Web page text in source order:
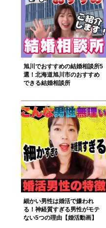
旭川でおすすめの結婚相談所5
選！北海道旭川市のおすすめ
できる結婚相談所
細かい男性は婚活で嫌われ
る！神経質すぎる男性がモテ
ない5つの理由【婚活動画】